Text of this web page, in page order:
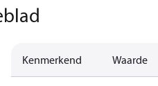
Kenmerkend Waarde